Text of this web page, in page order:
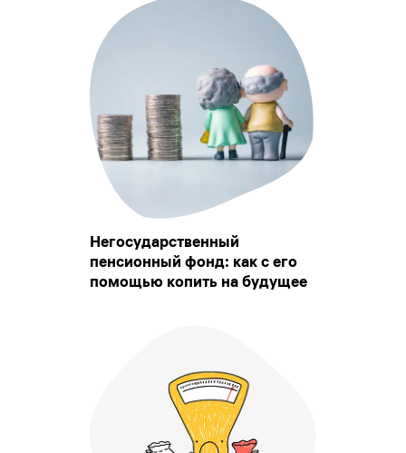
Негосударственный
пенсионный фонд: как с его
помощью копить на будущее